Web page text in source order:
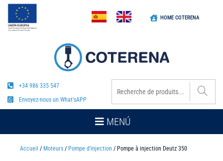
HOME COTERENA
+34 986 335 547
Envoyez-nous un What'sAPP
MENÚ
Accueil / Moteurs / Pompe d'injection / Pompe à injection Deutz 350